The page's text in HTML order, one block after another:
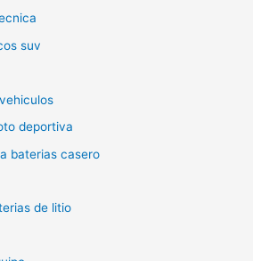
suv
deportiva
baterias casero
de litio